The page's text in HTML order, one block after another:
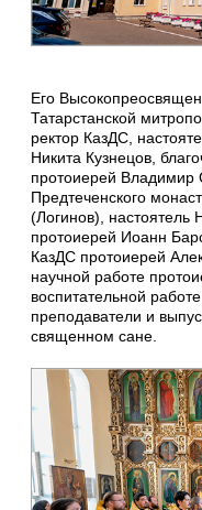
Его
Татарстанской
ректор КазДС,
Никита Кузнецов,
протоиерей Владимир
Предтеченского
(Логинов), настоятель
протоиерей Иоанн
КазДС протоиерей
научной работе
воспитательной
преподаватели и
священном сане.